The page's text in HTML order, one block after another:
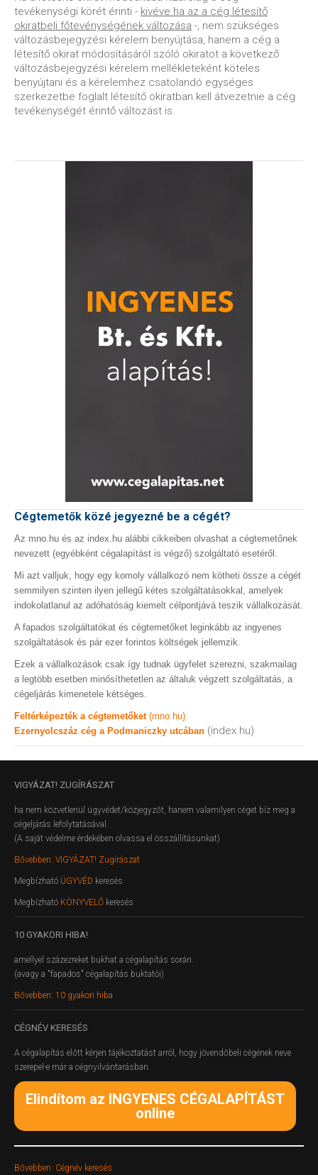
tevékenységi körét érinti - kivéve ha az a cég létesítő
okiratbeli főtevénységének változása -, nem szükséges
változásbejegyzési kérelem benyújtása, hanem a cég a
létesítő okirat módosításáról szóló okiratot a következő
változásbejegyzési kérelem mellékleteként köteles
benyújtani és a kérelemhez csatolandó egységes
szerkezetbe foglalt létesítő okiratban kell átvezetnie a cég
tevékenységét érintő változást is.
Cégtemetők közé jegyezné be a cégét?
Az mno.hu és az index.hu alábbi cikkeiben olvashat a cégtemetőnek
nevezett (egyébként cégalapítást is végző) szolgáltató esetéről.
Mi azt valljuk, hogy egy komoly vállalkozó nem kötheti össze a cégét
semmilyen szinten ilyen jellegű kétes szolgáltatásokkal, amelyek
indokolatlanul az adóhatóság kiemelt célpontjává teszik vállalkozását.
A fapados szolgáltatókat és cégtemetőket leginkább az ingyenes
szolgáltatások és pár ezer forintos költségek jellemzik.
Ezek a vállalkozások csak így tudnak ügyfelet szerezni, szakmailag
a legtöbb esetben minősíthetetlen az általuk végzett szolgáltatás, a
cégeljárás kimenetele kétséges.
Feltérképezték a cégtemetőket (mno.hu)
Ezernyolcszáz cég a Podmaniczky utcában (index.hu)
VIGYÁZAT! ZUGÍRÁSZAT
ha nem közvetlenül ügyvédet/közjegyzőt, hanem valamilyen céget bíz meg a
cégeljárás lefolytatásával.
(A saját védelme érdekében olvassa el összállításunkat)
Bővebben: VIGYÁZAT! Zugírászat
Megbízható ÜGYVÉD keresés
Megbízható KÖNYVELŐ keresés
10 GYAKORI HIBA!
amellyel százezreket bukhat a cégalapítás során.
(avagy a "fapados" cégalapítás buktatói)
Bővebben: 10 gyakori hiba
CÉGNÉV KERESÉS
A cégalapítás előtt kérjen tájékoztatást arról, hogy jövendőbeli cégének neve
szerepel-e már a cégnyilvántarásban.
Elindítom az INGYENES CÉGALAPÍTÁST
online
Bővebben: Cégnév keresés